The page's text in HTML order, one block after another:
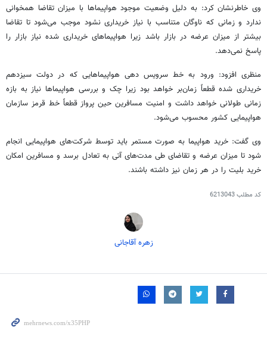
وی خاطرنشان کرد: به دلیل وضعیت موجود هواپیماها با میزان تقاضا همخوانی
ندارد و زمانی که ناوگان متناسب با نیاز خریداری نشود موجب می‌شود تا تقاضا
بیشتر از میزان عرضه در بازار باشد زیرا هواپیماهای خریداری شده نیاز بازار را
پاسخ نمی‌دهد.
منظری افزود: ورود به خط سرویس دهی هواپیماهایی که در دولت سیزدهم
خریداری شده قطعاً زمان‌بر خواهد بود زیرا چک و بررسی هواپیماها نیاز به بازه
زمانی طولانی خواهد داشت و امنیت مسافرین حین پرواز قطعاً خط قرمز سازمان
هواپیمایی کشور محسوب می‌شود.
وی گفت: خرید هواپیما به صورت مستمر باید توسط شرکت‌های هواپیمایی انجام
شود تا میزان عرضه و تقاضای طی مدت‌های آتی به تعادل برسد و مسافرین امکان
خرید بلیت را در هر زمان نیز داشته باشند.
کد مطلب6213043
زهره آقاجانی